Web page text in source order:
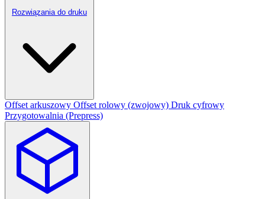
Rozwiązania do druku
Offset arkuszowy Offset rolowy (zwojowy) Druk cyfrowy
Przygotowalnia (Prepress)